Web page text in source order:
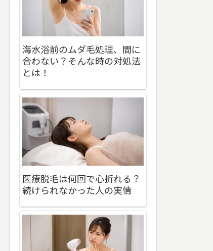
海水浴前のムダ毛処理、間に
合わない？そんな時の対処法
とは！
医療脱毛は何回で心折れる？
続けられなかった人の実情